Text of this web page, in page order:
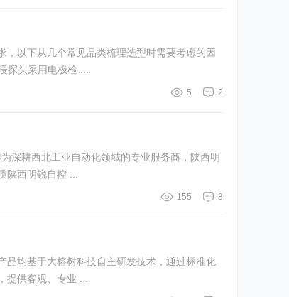
以下从几个常见品类梳理选型时需要考虑的因
头采用电极检 ...
2
5
深耕西北工业自动化领域的专业服务商，陕西明
西明锐自控 ...
8
155
品均基于大榕树科技自主研发技术，通过标准化
供客观、专业 ...